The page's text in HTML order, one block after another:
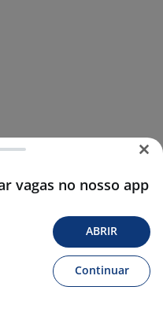
vagas no nosso app
ABRIR
Continuar